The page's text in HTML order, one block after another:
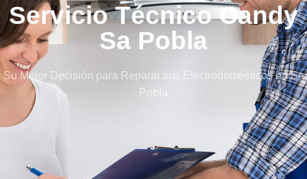
Servicio Técnico Candy
Sa Pobla
Su Mejor Decisión para Reparar sus Electrodomésticos en Sa
Pobla